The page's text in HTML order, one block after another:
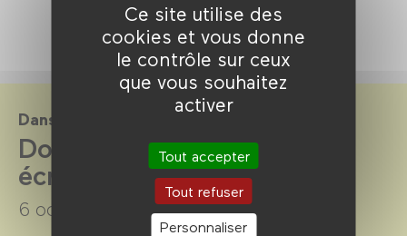
Ce site utilise des
cookies et vous donne
le contrôle sur ceux
que vous souhaitez
activer
Tout accepter
Tout refuser
Personnaliser
Dans le cadre de
Documentaire sur grand
écran saison 2020-2021
6 octobre 2020 → 8 juin 2021